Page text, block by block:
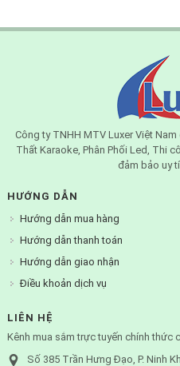
Công ty TNHH MTV Luxer Việt
Thất Karaoke, Phân Phối Led, Thi
đảm bảo uy
HƯỚNG DẪN
Hướng dẫn mua hàng
Hướng dẫn thanh toán
Hướng dẫn giao nhận
Điều khoản dịch vụ
LIÊN HỆ
Kênh mua sắm trực tuyến chính thức
Số 385 Trần Hưng Đạo, P. Ninh